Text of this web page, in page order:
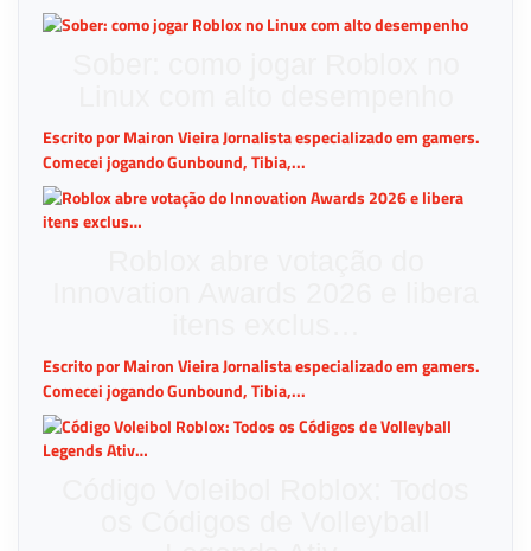
Escrito por Mairon Vieira Jornalista especializado em gamers.
Comecei jogando Gunbound, Tibia,...
Escrito por Mairon Vieira Jornalista especializado em gamers.
Comecei jogando Gunbound, Tibia,...